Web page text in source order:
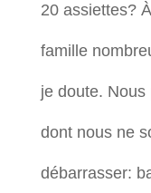
20 assiettes?
famille
je doute.
dont nous ne
débarrasser: